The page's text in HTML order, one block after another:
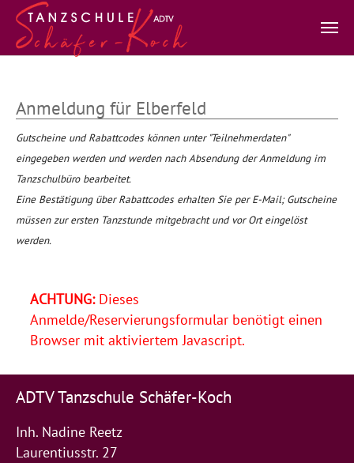
Anmeldung für Elberfeld
Gutscheine und Rabattcodes können unter "Teilnehmerdaten"
eingegeben werden und werden nach Absendung der Anmeldung im
Tanzschulbüro bearbeitet.
Eine Bestätigung über Rabattcodes erhalten Sie per E-Mail; Gutscheine
müssen zur ersten Tanzstunde mitgebracht und vor Ort eingelöst
werden.
ACHTUNG:Dieses
Anmelde/Reservierungsformular benötigt einen
Browser mit aktiviertem Javascript.
ADTV Tanzschule Schäfer-Koch
Inh. Nadine Reetz
Laurentiusstr. 27